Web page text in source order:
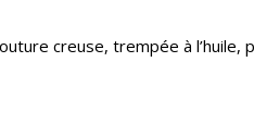
creuse, trempée à l’huile,